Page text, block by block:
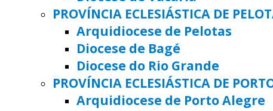
PROVÍNCIA ECLESIÁSTICA DE
Arquidiocese de Pelotas
Diocese de Bagé
Diocese do Rio Grande
PROVÍNCIA ECLESIÁSTICA DE
Arquidiocese de Porto Alegre